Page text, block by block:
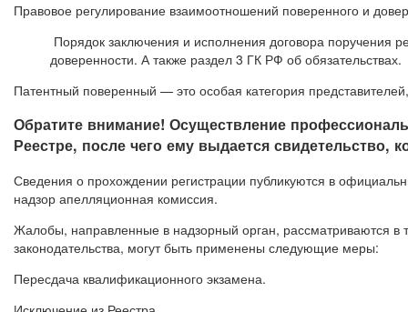
Правовое регулирование взаимоотношений поверенного и
Порядок заключения и исполнения договора поручения
доверенности. А также раздел 3 ГК РФ об обязательствах.
Патентный поверенный — это особая категория
Обратите внимание! Осуществление
Реестре, после чего ему выдается свидетельство,
Сведения о прохождении регистрации публикуются в
надзор апелляционная комиссия.
Жалобы, направленные в надзорный орган, рассматриваются в
законодательства, могут быть применены следующие меры:
Пересдача квалификационного экзамена.